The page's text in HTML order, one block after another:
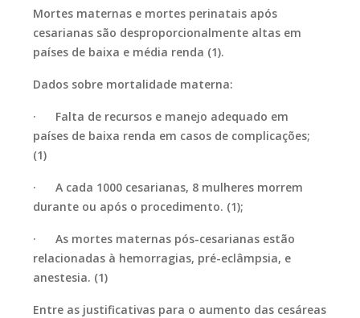
Mortes maternas e mortes perinatais após
cesarianas são desproporcionalmente altas em
países de baixa e média renda (1).
Dados sobre mortalidade materna:
· Falta de recursos e manejo adequado em
países de baixa renda em casos de complicações;
(1)
· A cada 1000 cesarianas, 8 mulheres morrem
durante ou após o procedimento. (1);
· As mortes maternas pós-cesarianas estão
relacionadas à hemorragias, pré-eclâmpsia, e
anestesia. (1)
Entre as justificativas para o aumento das cesáreas